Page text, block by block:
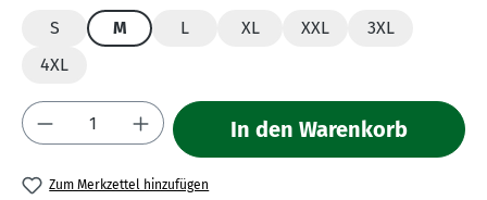
S
M L XL XXL
3XL
4XL
Produkt Anzahl: Gib den gewünschten
In den Warenkorb
Zum Merkzettel hinzufügen